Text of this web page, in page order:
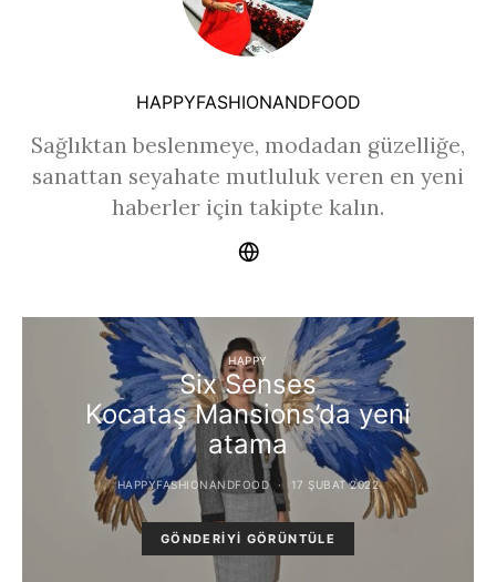
HAPPYFASHIONANDFOOD
Sağlıktan beslenmeye, modadan güzelliğe,
sanattan seyahate mutluluk veren en yeni
haberler için takipte kalın.
HAPPY
Six Senses
Kocataş Mansions’da yeni
atama
HAPPYFASHIONANDFOOD 17 ŞUBAT 2022
GÖNDERIYI GÖRÜNTÜLE